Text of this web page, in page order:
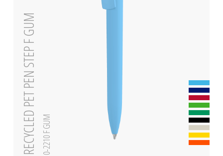
RECYCLED PET PEN STEP F GUM 0-2210 F GUM